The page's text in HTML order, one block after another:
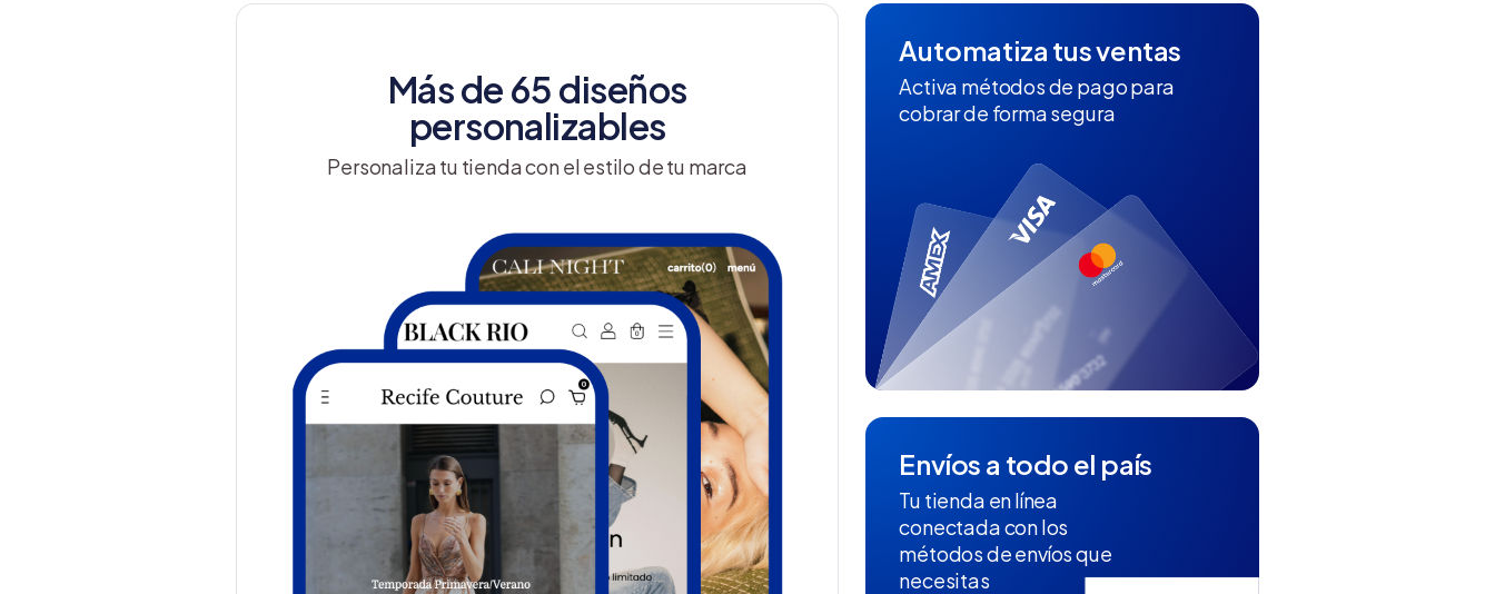
Más de 65 diseños
personalizables
Personaliza tu tienda con el estilo de tu marca
Automatiza tus ventas
Activa métodos de pago para
cobrar de forma segura
Envíos a todo el país
Tu tienda en línea
conectada con los
métodos de envíos que
necesitas